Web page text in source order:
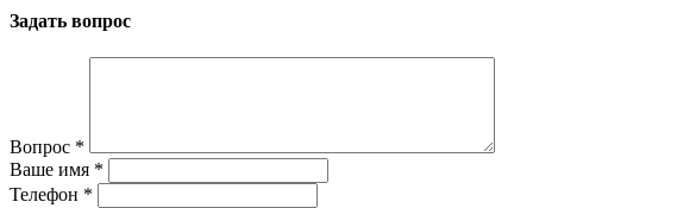
Задать вопрос
Вопрос *
Ваше имя *
Телефон *